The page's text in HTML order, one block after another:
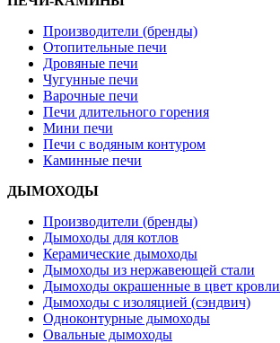
Производители (бренды)
Отопительные печи
Дровяные печи
Чугунные печи
Варочные печи
Печи длительного горения
Мини печи
Печи с водяным контуром
Каминные печи
ДЫМОХОДЫ
Производители (бренды)
Дымоходы для котлов
Керамические дымоходы
Дымоходы из нержавеющей стали
Дымоходы окрашенные в цвет кровли
Дымоходы с изоляцией (сэндвич)
Одноконтурные дымоходы
Овальные дымоходы